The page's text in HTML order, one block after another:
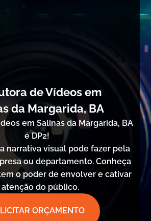
de Vídeos em
da Margarida, BA
em Salinas da Margarida, BA
é DP2!
narrativa visual pode fazer pela
ou departamento. Conheça
o poder de envolver e cativar
atenção do público.
ORÇAMENTO